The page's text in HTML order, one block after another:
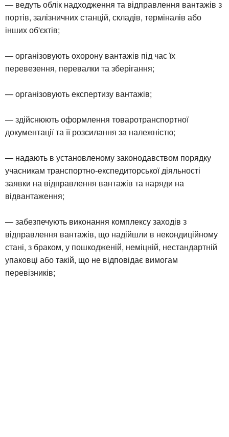
— ведуть облік надходження та відправлення вантажів з
портів, залізничних станцій, складів, терміналів або
інших об'єктів;
— організовують охорону вантажів під час їх
перевезення, перевалки та зберігання;
— організовують експертизу вантажів;
— здійснюють оформлення товаротранспортної
документації та її розсилання за належністю;
— надають в установленому законодавством порядку
учасникам транспортно-експедиторської діяльності
заявки на відправлення вантажів та наряди на
відвантаження;
— забезпечують виконання комплексу заходів з
відправлення вантажів, що надійшли в некондиційному
стані, з браком, у пошкодженій, неміцній, нестандартній
упаковці або такій, що не відповідає вимогам
перевізників;